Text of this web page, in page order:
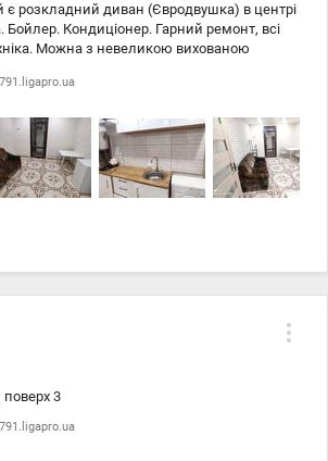
є розкладний диван (Євродвушка) в центрі
Бойлер. Кондиціонер. Гарний ремонт, всі
Можна з невеликою вихованою
3